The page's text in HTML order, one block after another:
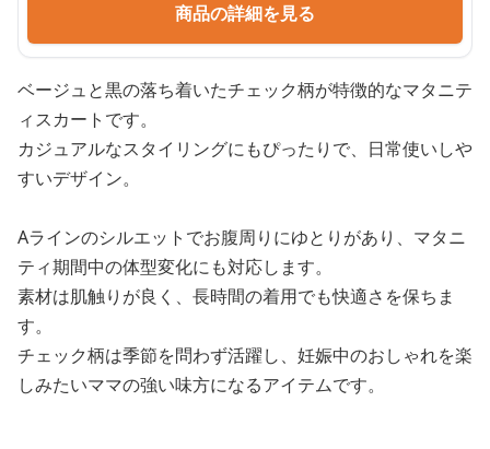
商品の詳細を見る
ベージュと黒の落ち着いたチェック柄が特徴的なマタニテ
ィスカートです。
カジュアルなスタイリングにもぴったりで、日常使いしや
すいデザイン。
Aラインのシルエットでお腹周りにゆとりがあり、マタニ
ティ期間中の体型変化にも対応します。
素材は肌触りが良く、長時間の着用でも快適さを保ちま
す。
チェック柄は季節を問わず活躍し、妊娠中のおしゃれを楽
しみたいママの強い味方になるアイテムです。